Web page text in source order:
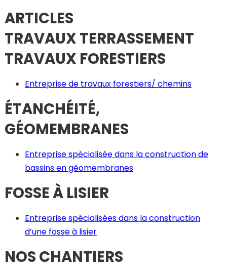
ARTICLES
TRAVAUX TERRASSEMENT
TRAVAUX FORESTIERS
Entreprise de travaux forestiers/ chemins
ÉTANCHÉITÉ,
GÉOMEMBRANES
Entreprise spécialisée dans la construction de
bassins en géomembranes
FOSSE À LISIER
Entreprise spécialisées dans la construction
d’une fosse à lisier
NOS CHANTIERS